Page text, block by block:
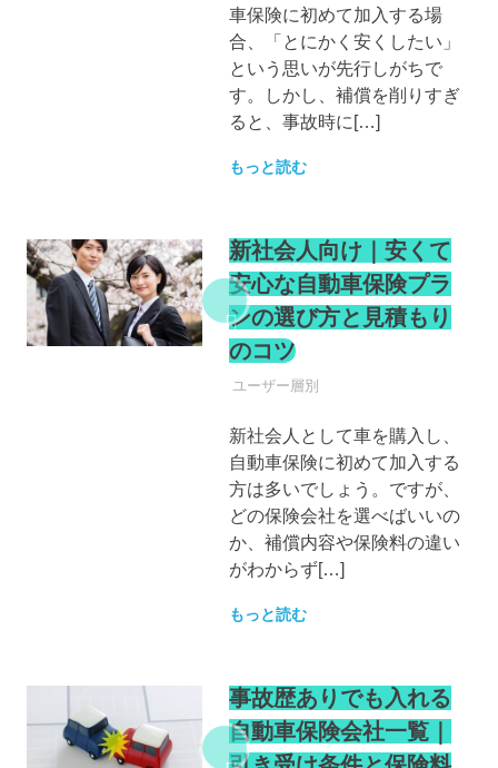
車保険に初めて加入する場
合、「とにかく安くしたい」
という思いが先行しがちで
す。しかし、補償を削りすぎ
ると、事故時に[…]
もっと読む
新社会人向け｜安くて
安心な自動車保険プラ
ンの選び方と見積もり
のコツ
自動車保険
ユーザー層別
新社会人として車を購入し、
自動車保険に初めて加入する
方は多いでしょう。ですが、
どの保険会社を選べばいいの
か、補償内容や保険料の違い
がわからず[…]
もっと読む
事故歴ありでも入れる
自動車保険会社一覧｜